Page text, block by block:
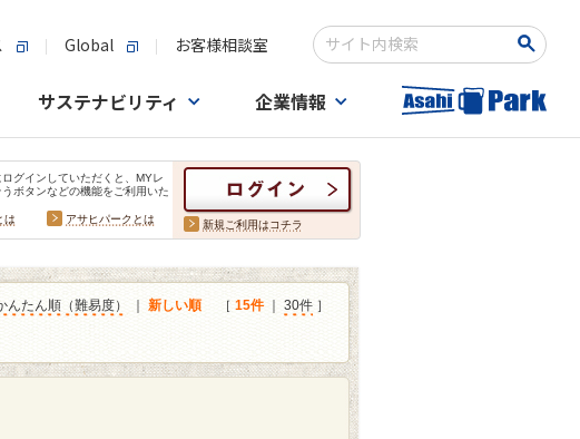
Global お客様相談室
検索キーワード入力
サステナビリティ 企業情報
グインしていただくと、MYレ
ボタンなどの機能をご利用いた
は
アサヒパークとは 新規ご利用はコチラ
んたん順（難易度） 新しい順 ［ 15件｜ 30件 ］